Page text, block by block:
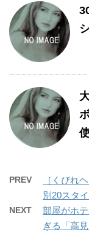
PREV
［くびれ
別20スタ
NEXT
部屋がホ
ぎる「高